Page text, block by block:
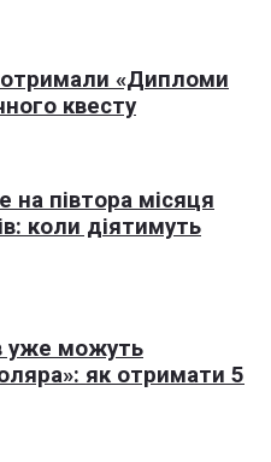
отримали «Дипломи
квесту
півтора місяця
коли діятимуть
уже можуть
як отримати 5